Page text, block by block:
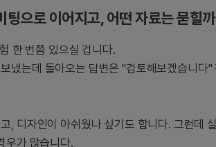
팅으로 이어지고, 어떤 자료는 묻힐
한 번쯤 있으실 겁니다.
냈는데 돌아오는 답변은 "검토해보겠습니다
, 디자인이 아쉬웠나 싶기도 합니다. 그런데
우가 많습니다.